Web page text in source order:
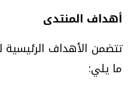
أهداف المنتدى
تتضمن الأهداف
ما يلي: